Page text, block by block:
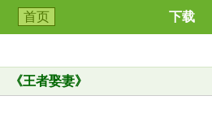
首页 下载
《王者娶妻》